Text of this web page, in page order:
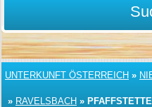
UNTERKUNFT ÖSTERREICH »
» RAVELSBACH »